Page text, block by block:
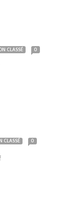
CLASSÉ 0
CLASSÉ 0